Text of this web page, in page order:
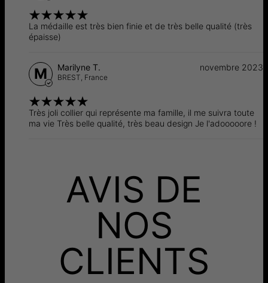
La médaille est très bien finie et de très belle qualité (très
épaisse)
M Marilyne T.
BREST, France
novembre 2023
Très joli collier qui représente ma famille, il me suivra toute
ma vie Très belle qualité, très beau design Je l'adooooore !
AVIS DE
NOS
CLIENTS